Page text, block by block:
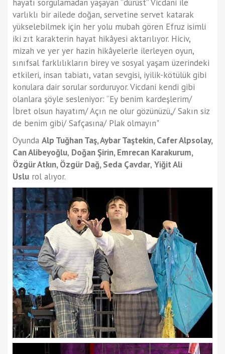
hayatı sorgulamadan yaşayan “dürüst” Vicdani ile
varlıklı bir ailede doğan, servetine servet katarak
yükselebilmek için her yolu mubah gören Efruz isimli
iki zıt karakterin hayat hikâyesi aktarılıyor. Hiciv,
mizah ve yer yer hazin hikâyelerle ilerleyen oyun,
sınıfsal farklılıkların birey ve sosyal yaşam üzerindeki
etkileri, insan tabiatı, vatan sevgisi, iyilik-kötülük gibi
konulara dair sorular sorduruyor. Vicdani kendi gibi
olanlara şöyle sesleniyor: “Ey benim kardeşlerim/
İbret olsun hayatım/ Açın ne olur gözünüzü,/ Sakın siz
de benim gibi/ Safçasına/ Plak olmayın"
Oyunda Alp Tuğhan Taş, Aybar Taştekin, Cafer Alpsolay,
Can Alibeyoğlu, Doğan Şirin, Emrecan Karakurum,
Özgür Atkın, Özgür Dağ, Seda Çavdar, Yiğit Ali
Uslu rol alıyor.